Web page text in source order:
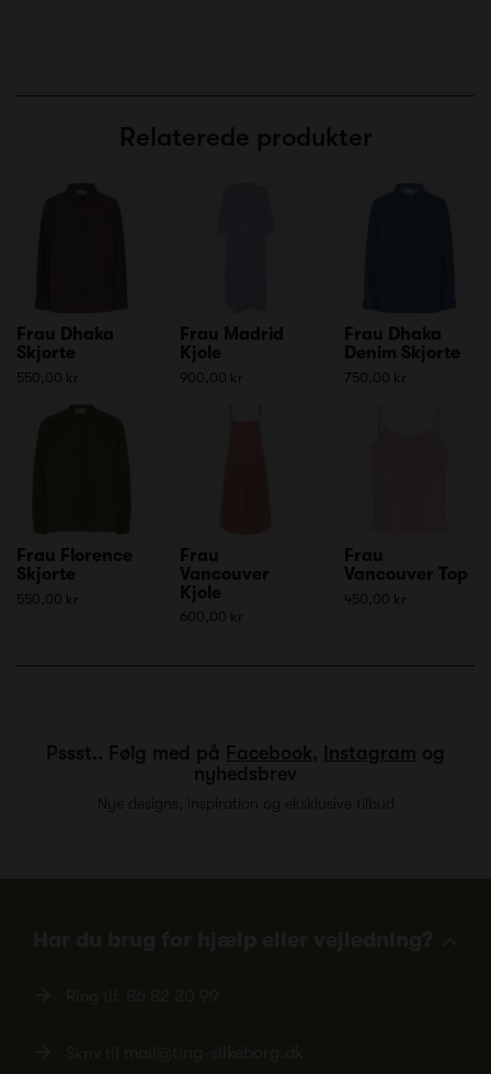
Relaterede produkter
Frau Dhaka
Skjorte
550,00 kr
Frau Madrid
Kjole
900,00 kr
Frau Dhaka
Denim Skjorte
750,00 kr
Frau Florence
Skjorte
550,00 kr
Frau
Vancouver
Kjole
600,00 kr
Frau
Vancouver Top
450,00 kr
Pssst.. Følg med på Facebook, Instagram og
nyhedsbrev
Nye designs, inspiration og eksklusive tilbud